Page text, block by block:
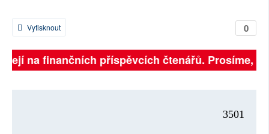
0
Vytisknout
na finančních příspěvcích čtenářů. Prosíme,
3501